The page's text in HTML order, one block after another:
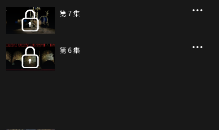
第 7 集
第 6 集